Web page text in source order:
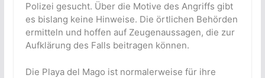
Polizei gesucht. Über die Motive des Angriffs gibt
es bislang keine Hinweise. Die örtlichen Behörden
ermitteln und hoffen auf Zeugenaussagen, die zur
Aufklärung des Falls beitragen können.
Die Playa del Mago ist normalerweise für ihre